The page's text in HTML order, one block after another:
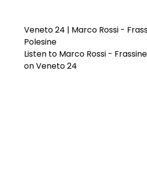
Veneto 24 | Marco Rossi -
Polesine
Listen to Marco Rossi -
on Veneto 24